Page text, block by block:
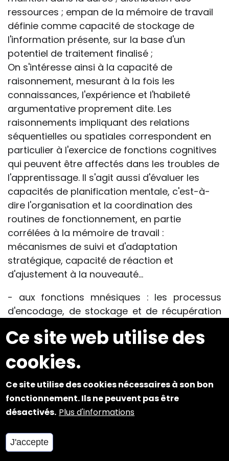
Ce site web utilise des
cookies.
Ce site utilise des cookies nécessaires à son bon
fonctionnement. Ils ne peuvent pas être
désactivés. Plus d'informations
J'accepte
ressources ; empan de la mémoire de travail
définie comme capacité de stockage de
l'information présente, sur la base d'un
potentiel de traitement finalisé ;
On s'intéresse ainsi à la capacité de
raisonnement, mesurant à la fois les
connaissances, l'expérience et l'habileté
argumentative proprement dite. Les
raisonnements impliquant des relations
séquentielles ou spatiales correspondent en
particulier à l'exercice de fonctions cognitives
qui peuvent être affectés dans les troubles de
l'apprentissage. Il s'agit aussi d'évaluer les
capacités de planification mentale, c'est-à-
dire l'organisation et la coordination des
routines de fonctionnement, en partie
corrélées à la mémoire de travail :
mécanismes de suivi et d'adaptation
stratégique, capacité de réaction et
d'ajustement à la nouveauté...
- aux fonctions mnésiques : les processus
d'encodage, de stockage et de récupération
immédiate, la mémoire de reconnaissance, la
mémoire à long terme, le manque du mot...
- aux fonctions instrumentales : langage,
calcul, activités gestuelles, activités visuo-
constructives, compétences visuo-spatiales,
gnosies ;
Pour autant qu'il soit compris comme